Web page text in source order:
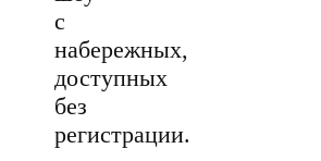
с
набережных,
доступных
без
регистрации.